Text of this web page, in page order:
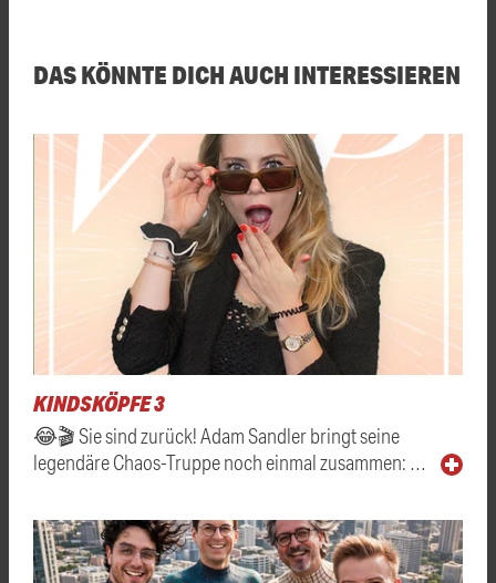
DAS KÖNNTE DICH AUCH INTERESSIEREN
KINDSKÖPFE 3
😂🎬 Sie sind zurück! Adam Sandler bringt seine
legendäre Chaos-Truppe noch einmal zusammen: …